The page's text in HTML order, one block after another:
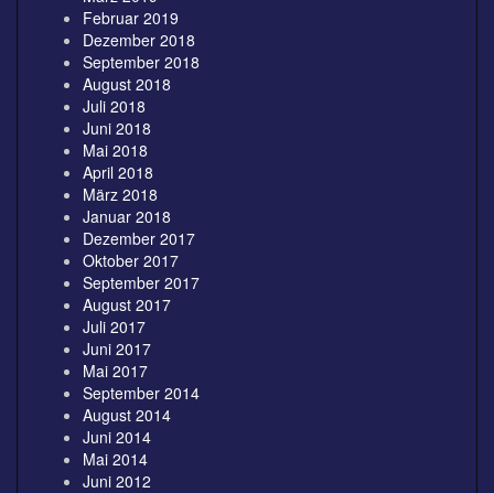
Februar 2019
Dezember 2018
September 2018
August 2018
Juli 2018
Juni 2018
Mai 2018
April 2018
März 2018
Januar 2018
Dezember 2017
Oktober 2017
September 2017
August 2017
Juli 2017
Juni 2017
Mai 2017
September 2014
August 2014
Juni 2014
Mai 2014
Juni 2012